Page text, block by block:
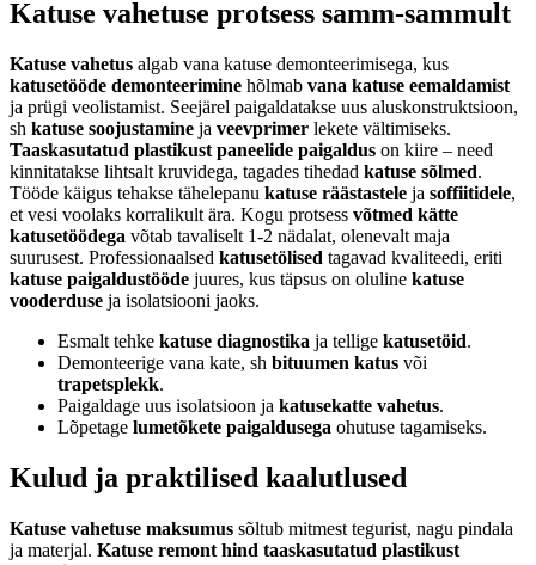
Katuse vahetuse protsess samm-sammult
Katuse vahetus algab vana katuse demonteerimisega, kus
katusetööde demonteerimine hõlmab vana katuse eemaldamist
ja prügi veolistamist. Seejärel paigaldatakse uus aluskonstruktsioon,
sh katuse soojustamine ja veevprimer lekete vältimiseks.
Taaskasutatud plastikust paneelide paigaldus on kiire – need
kinnitatakse lihtsalt kruvidega, tagades tihedad katuse sõlmed.
Tööde käigus tehakse tähelepanu katuse räästastele ja soffiitidele,
et vesi voolaks korralikult ära. Kogu protsess võtmed kätte
katusetöödega võtab tavaliselt 1-2 nädalat, olenevalt maja
suurusest. Professionaalsed katusetölised tagavad kvaliteedi, eriti
katuse paigaldustööde juures, kus täpsus on oluline katuse
vooderduse ja isolatsiooni jaoks.
Esmalt tehke katuse diagnostika ja tellige katusetöid.
Demonteerige vana kate, sh bituumen katus või
trapetsplekk.
Paigaldage uus isolatsioon ja katusekatte vahetus.
Lõpetage lumetõkete paigaldusega ohutuse tagamiseks.
Kulud ja praktilised kaalutlused
Katuse vahetuse maksumus sõltub mitmest tegurist, nagu pindala
ja materjal. Katuse remont hind taaskasutatud plastikust